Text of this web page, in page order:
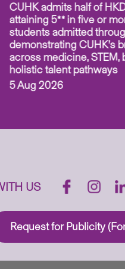
CUHK admits half of
attaining 5** in five or
students admitted
demonstrating CUHK’s
across medicine, STEM,
holistic talent pathways
5 Aug 2026
US
Request for Publicity